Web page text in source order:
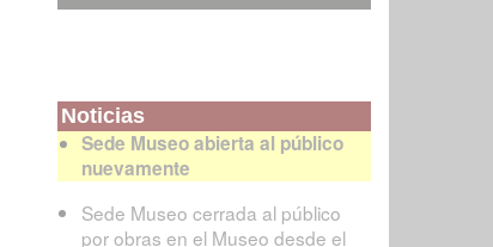
Noticias
Sede Museo abierta al público
nuevamente
Sede Museo cerrada al público
por obras en el Museo desde el